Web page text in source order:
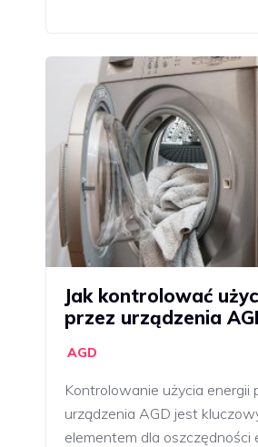
Jak kontrolować
przez urządzenia
AGD
Kontrolowanie użycia energii
urządzenia AGD jest
elementem dla oszczędności